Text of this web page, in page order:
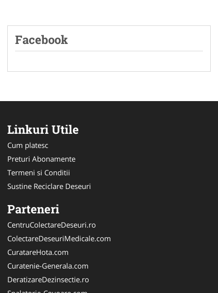
Facebook
Linkuri Utile
Cum platesc
Preturi Abonamente
Termeni si Conditii
Sustine Reciclare Deseuri
Parteneri
CentruColectareDeseuri.ro
ColectareDeseuriMedicale.com
CuratareHota.com
Curatenie-Generala.com
DeratizareDezinsectie.ro